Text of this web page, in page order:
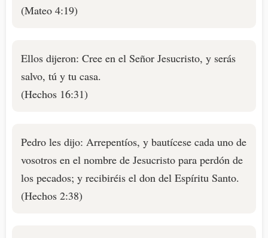
(Mateo 4:19)
Ellos dijeron: Cree en el Señor Jesucristo, y serás
salvo, tú y tu casa.
(Hechos 16:31)
Pedro les dijo: Arrepentíos, y bautícese cada uno de
vosotros en el nombre de Jesucristo para perdón de
los pecados; y recibiréis el don del Espíritu Santo.
(Hechos 2:38)